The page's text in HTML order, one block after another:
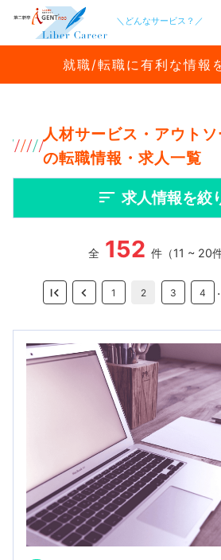
＼どんなサービス？／
就職/転職に有利な情報
人材サービス・アウト
の転職情報・求人一覧
求人情報を絞
全 152 件（11 ~ 20
1 2 3 4